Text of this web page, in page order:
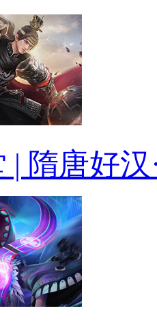
| 隋唐好汉